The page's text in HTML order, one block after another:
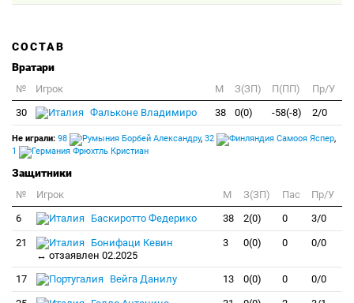
СОСТАВ
Вратари
№ Игрок M З(ЗП) П(ПП)
Пр/У
30
Фальконе Владимиро 38 0(0) -58(-8) 2/0
Не играли: 98 Борбей Александру, 32 Самооя Яспер,
1
Фрюхтль Кристиан
Защитники
№ Игрок M З(ЗП) Пас
Пр/У
6
Баскиротто Федерико 38 2(0) 0 3/0
21
Бонифаци Кевин
↔ отзаявлен 02.2025
3 0(0) 0 0/0
17 Вейга Данилу 13 0(0) 0 0/0